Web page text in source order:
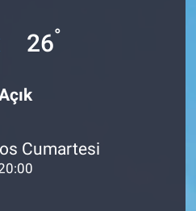
26°
Cumartesi